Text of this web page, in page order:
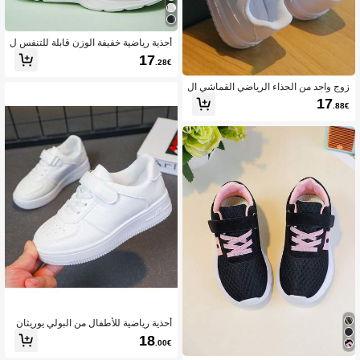
زوج واحد من الحذاء الرياضي القماشي ال
ناعم للأطفال/الأطفال المتسكعين الموح
د الجنس
17.88€
أحذية رياضية خفيفة الوزن قابلة للتنفس ل
لأطفال، صيفية
17 .28€
أحذية رياضية للأطفال من البولي يوريثان
والمطاط بنعل مانع للانزلاق مع مشبك خ
طاف وحلقة للمشي الكاجوال في الهواء ا
18.00€